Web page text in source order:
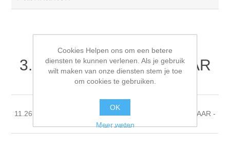
STEREO INBOUWBUS
3.5MM MET SCHAKELAAR
- VERGULD
11.26.24 STEREO INBOUWBUS 3.5MM MET SCHAKELAAR -
VERGULD
Cookies Helpen ons om een betere
diensten te kunnen verlenen. Als je gebruik
wilt maken van onze diensten stem je toe
om cookies te gebruiken.
OK
Meer weten